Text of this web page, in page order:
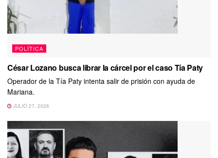
POLÍTICA
César Lozano busca librar la cárcel por el caso Tía Paty
Operador de la Tía Paty intenta salir de prisión con ayuda de
Mariana.
JULIO 27, 2026